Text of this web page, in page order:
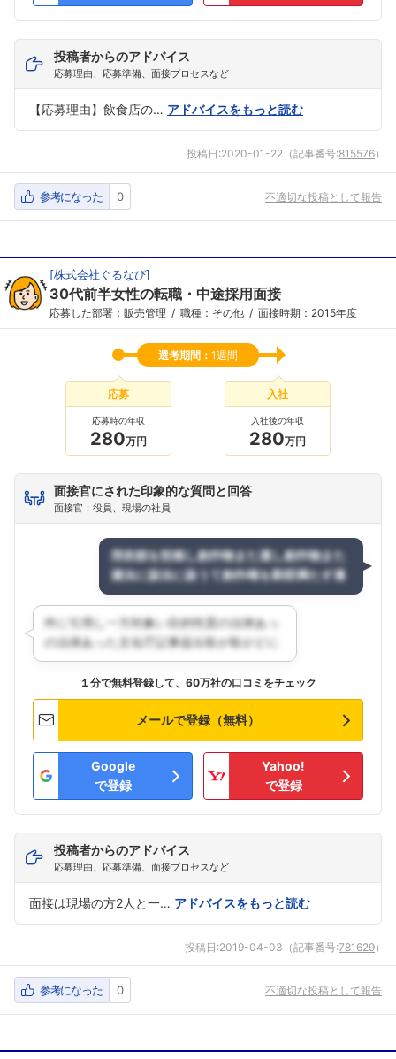
投稿者からのアドバイス
応募理由、応募準備、面接プロセスなど
【応募理由】飲食店の… アドバイスをもっと読む
投稿日:2020-01-22 （記事番号:815576）
参考になった 0 不適切な投稿として報告
[株式会社ぐるなび]
30代前半女性の転職・中途採用面接
応募した部署：販売管理 職種：その他 面接時期：2015年度
選考期間： 1週間
応募
応募時の年収
280万円
入社
入社後の年収
280万円
面接官にされた印象的な質問と回答
面接官：役員、現場の社員
１分で無料登録して、60万社の口コミをチェック
メールで登録（無料）
Google
で登録
Yahoo!
で登録
投稿者からのアドバイス
応募理由、応募準備、面接プロセスなど
面接は現場の方2人と一… アドバイスをもっと読む
投稿日:2019-04-03 （記事番号:781629）
参考になった 0 不適切な投稿として報告